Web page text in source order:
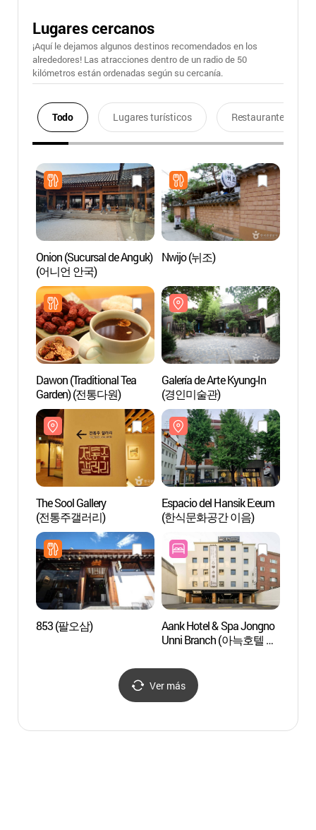
Lugares cercanos
¡Aquí le dejamos algunos destinos recomendados en los
alrededores! Las atracciones dentro de un radio de 50
kilómetros están ordenadas según su cercanía.
Todo Lugares turísticos Restaurantes
Onion (Sucursal de Anguk)
(어니언 안국)
Nwijo (뉘조)
Dawon (Traditional Tea
Garden) (전통다원)
Galería de Arte Kyung-In
(경인미술관)
The Sool Gallery
(전통주갤러리)
Espacio del Hansik E:eum
(한식문화공간 이음)
853 (팔오삼)
Aank Hotel & Spa Jongno
Unni Branch (아늑호텔 앤
Ver más